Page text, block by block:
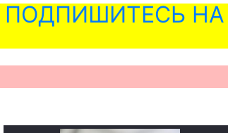
ПОДПИШИТЕСЬ НА